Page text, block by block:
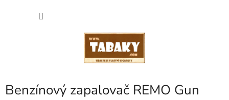
Benzínový zapalovač REMO Gun